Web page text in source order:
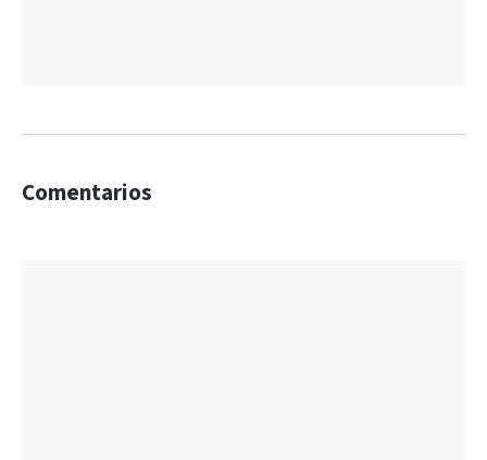
Comentarios